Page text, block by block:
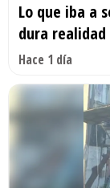
Lo que iba a
dura realidad
Hace 1 día